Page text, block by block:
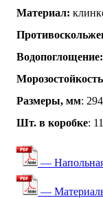
Материал:
Водопоглощение:
Размеры, мм:
Шт. в коробке: 11
—
—